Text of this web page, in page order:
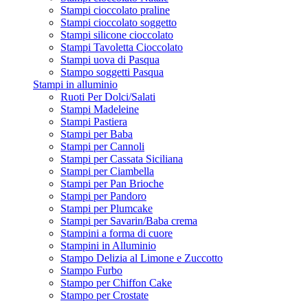
Stampi cioccolato praline
Stampi cioccolato soggetto
Stampi silicone cioccolato
Stampi Tavoletta Cioccolato
Stampi uova di Pasqua
Stampo soggetti Pasqua
Stampi in alluminio
Ruoti Per Dolci/Salati
Stampi Madeleine
Stampi Pastiera
Stampi per Baba
Stampi per Cannoli
Stampi per Cassata Siciliana
Stampi per Ciambella
Stampi per Pan Brioche
Stampi per Pandoro
Stampi per Plumcake
Stampi per Savarin/Baba crema
Stampini a forma di cuore
Stampini in Alluminio
Stampo Delizia al Limone e Zuccotto
Stampo Furbo
Stampo per Chiffon Cake
Stampo per Crostate